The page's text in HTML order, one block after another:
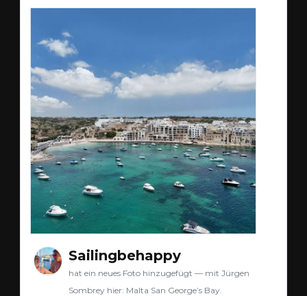
Sailingbehappy
hat ein neues Foto hinzugefügt — mit Jürgen
Sombrey hier: Malta San George’s Bay.